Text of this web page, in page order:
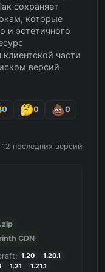
сохраняет
которые
и эстетичного
части
версий
0 0 0
12 последних версий
CDN
1.20
1.20.1
1.21
1.21.1